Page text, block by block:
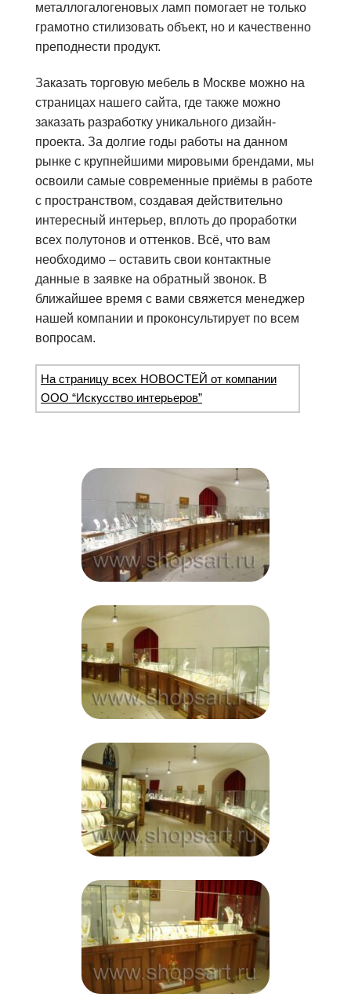
металлогалогеновых ламп помогает не только
грамотно стилизовать объект, но и качественно
преподнести продукт.
Заказать торговую мебель в Москве можно на
страницах нашего сайта, где также можно
заказать разработку уникального дизайн-
проекта. За долгие годы работы на данном
рынке с крупнейшими мировыми брендами, мы
освоили самые современные приёмы в работе
с пространством, создавая действительно
интересный интерьер, вплоть до проработки
всех полутонов и оттенков. Всё, что вам
необходимо – оставить свои контактные
данные в заявке на обратный звонок. В
ближайшее время с вами свяжется менеджер
нашей компании и проконсультирует по всем
вопросам.
На страницу всех НОВОСТЕЙ от компании
ООО “Искусство интерьеров”